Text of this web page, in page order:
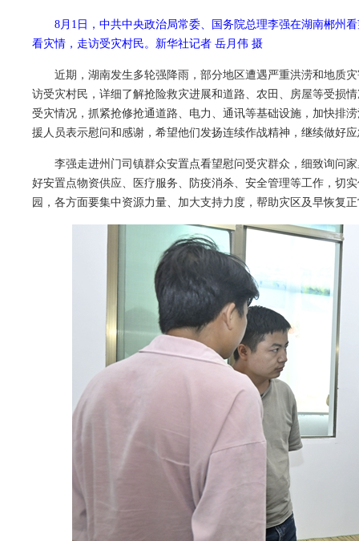
8月1日，中共中央政治局常委、国务院总理李强在湖南郴州
看灾情，走访受灾村民。新华社记者 岳月伟 摄
近期，湖南发生多轮强降雨，部分地区遭遇严重洪涝和地质
访受灾村民，详细了解抢险救灾进展和道路、农田、房屋等受损
受灾情况，抓紧抢修抢通道路、电力、通讯等基础设施，加快排
援人员表示慰问和感谢，希望他们发扬连续作战精神，继续做好
李强走进州门司镇群众安置点看望慰问受灾群众，细致询问
好安置点物资供应、医疗服务、防疫消杀、安全管理等工作，切
园，各方面要集中资源力量、加大支持力度，帮助灾区及早恢复